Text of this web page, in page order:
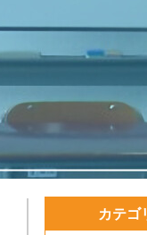
カテゴ